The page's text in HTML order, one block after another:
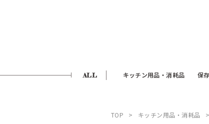
ALL キッチン用品・消耗品 保
TOP キッチン用品・消耗品